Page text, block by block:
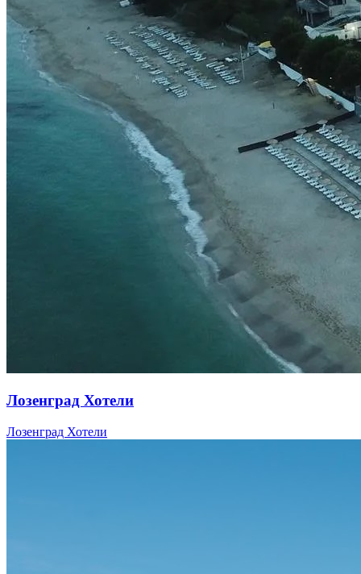
Лозенград Хотели
Лозенград Хотели